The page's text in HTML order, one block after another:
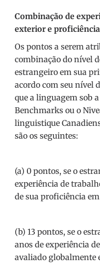
Combinação de
exterior e
Os pontos a serem
combinação do nível
estrangeiro em sua
acordo com seu nível
que a linguagem sob
Benchmarks ou o
linguistique
são os seguintes:
(a) 0 pontos, se o
experiência de
de sua proficiência
(b) 13 pontos, se o
anos de experiência
avaliado globalmente